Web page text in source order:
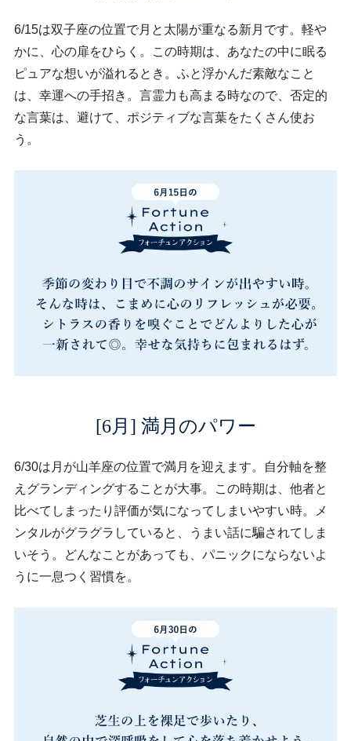
6/15は双子座の位置で月と太陽が重なる新月です。軽や
かに、心の扉をひらく。この時期は、あなたの中に眠る
ピュアな想いが溢れるとき。ふと浮かんだ素敵なこと
は、幸運への手招き。言霊力も高まる時なので、否定的
な言葉は、避けて、ポジティブな言葉をたくさん使お
う。
[6月] 満月のパワー
6/30は月が山羊座の位置で満月を迎えます。自分軸を整
えグランディングすることが大事。この時期は、他者と
比べてしまったり評価が気になってしまいやすい時。メ
ンタルがグラグラしていると、うまい話に騙されてしま
いそう。どんなことがあっても、パニックにならないよ
うに一息つく習慣を。